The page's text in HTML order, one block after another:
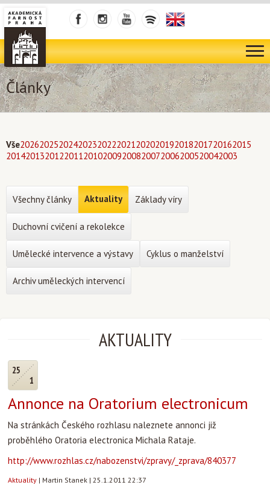
Články
Vše202620252024202320222021202020192018201720162015
201420132012201120102009200820072006200520042003
AKTUALITY
25
1
Annonce na Oratorium electronicum
Na stránkách Českého rozhlasu naleznete annonci již
proběhlého Oratoria electronica Michala Rataje.
http://www.rozhlas.cz/nabozenstvi/zpravy/_zprava/840377
Aktuality | Martin Stanek | 25.1.2011 22:37
Všechny články Aktuality Základy víry
Duchovní cvičení a rekolekce
Umělecké intervence a výstavy Cyklus o manželství
Archiv uměleckých intervencí